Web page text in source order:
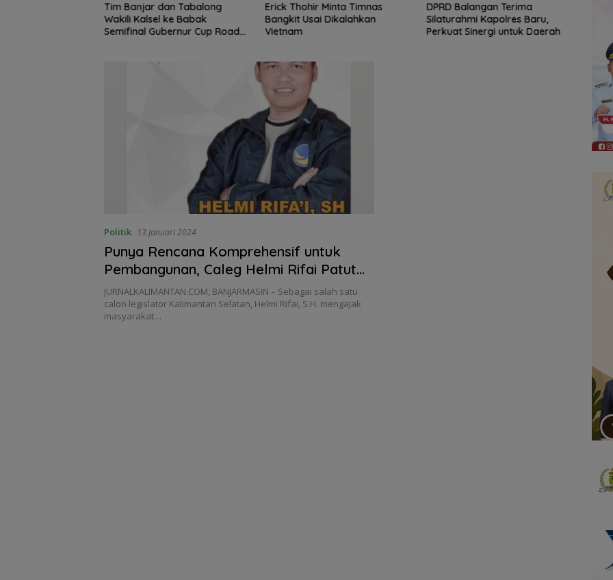
Erick Thohir Minta Timnas
Bangkit Usai Dikalahkan
Vietnam
DPRD Balangan Terima
Silaturahmi Kapolres Baru,
Perkuat Sinergi untuk Daerah
AKSEL Virtual Run 2026 Ajak
Pelari Berkontribusi Hijaukan
Tahura Sultan Adam
Politik 13 Januari 2024
Punya Rencana Komprehensif untuk
Pembangunan, Caleg Helmi Rifai Patut
Dipertimbangkan untuk Dipilih
JURNALKALIMANTAN.COM, BANJARMASIN – Sebagai salah satu
calon legislator Kalimantan Selatan, Helmi Rifai, S.H. mengajak
masyarakat…